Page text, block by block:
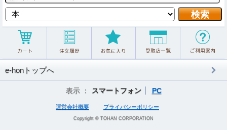
e-honトップへ
表示 ： スマートフォン PC
運営会社概要 プライバシーポリシー
Copyright © TOHAN CORPORATION